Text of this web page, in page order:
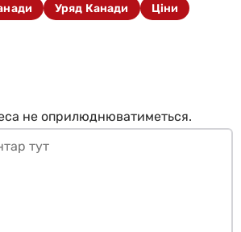
Уряд Канади Ціни
не оприлюднюватиметься.